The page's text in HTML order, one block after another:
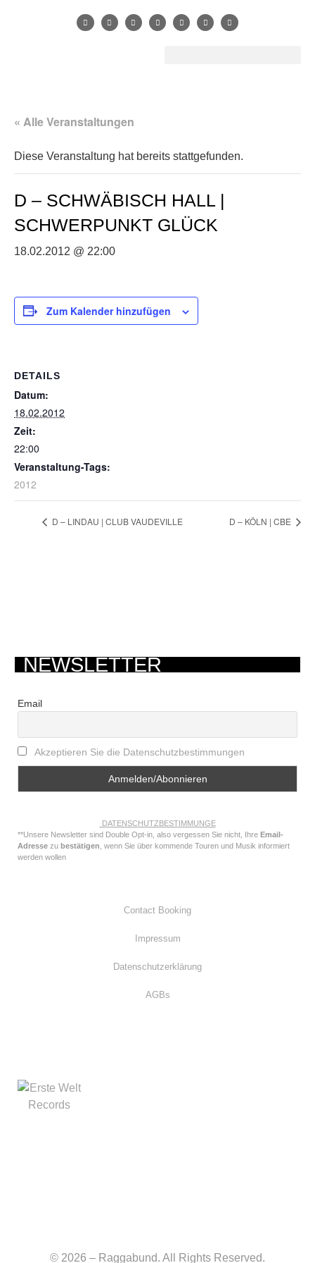
« Alle Veranstaltungen
Diese Veranstaltung hat bereits stattgefunden.
D – SCHWÄBISCH HALL |
SCHWERPUNKT GLÜCK
18.02.2012 @ 22:00
Zum Kalender hinzufügen
DETAILS
Datum:
18.02.2012
Zeit:
22:00
Veranstaltung-Tags:
2012
D – LINDAU | CLUB VAUDEVILLE D – KÖLN | CBE
NEWSLETTER
Email
Akzeptieren Sie die Datenschutzbestimmungen
DATENSCHUTZBESTIMMUNGE
**Unsere Newsletter sind Double Opt-in, also vergessen Sie nicht, Ihre Email-
Adresse zu bestätigen , wenn Sie über kommende Touren und Musik informiert
werden wollen
Contact Booking
Impressum
Datenschutzerklärung
AGBs
© 2026 – Raggabund. All Rights Reserved.